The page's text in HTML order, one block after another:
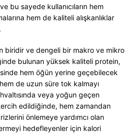
bu sayede kullanıcıların hem
hem de kaliteli alışkanlıklar
biridir ve dengeli bir makro ve mikro
bulunan yüksek kaliteli protein,
hem öğün yerine geçebilecek
de uzun süre tok kalmayı
veya yoğun geçen
edildiğinde, hem zamandan
önlemeye yardımcı olan
hedefleyenler için kalori